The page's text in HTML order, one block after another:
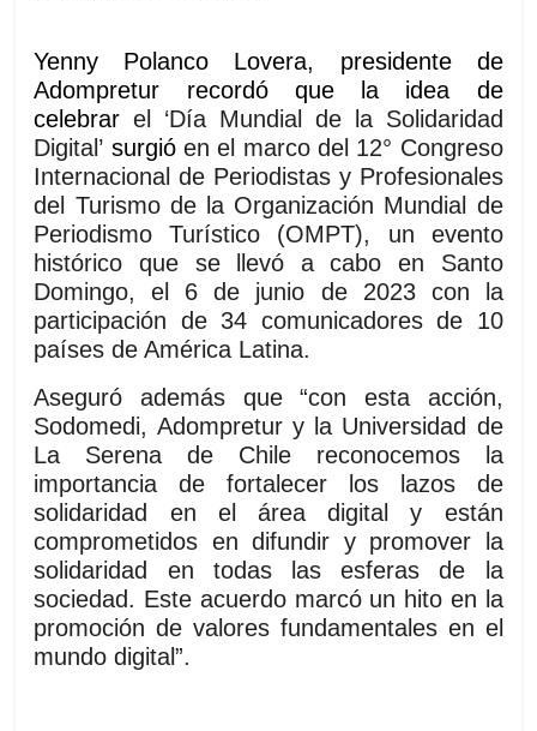
Yenny Polanco Lovera, presidente de
Adompretur recordó que la idea de
celebrarel ‘Día Mundial de la Solidaridad
Digital’ surgióen el marco del 12° Congreso
Internacional de Periodistas y Profesionales
del Turismo de la Organización Mundial de
Periodismo Turístico (OMPT), un evento
histórico que se llevó a cabo en Santo
Domingo, el 6 de junio de 2023 con la
participación de 34 comunicadores de 10
países de América Latina.
Aseguró además que “con esta acción,
Sodomedi, Adompretur y la Universidad de
La Serena de Chile reconocemos la
importancia de fortalecer los lazos de
solidaridad en el área digital y están
comprometidos en difundir y promover la
solidaridad en todas las esferas de la
sociedad. Este acuerdo marcó un hito en la
promoción de valores fundamentales en el
mundo digital”.